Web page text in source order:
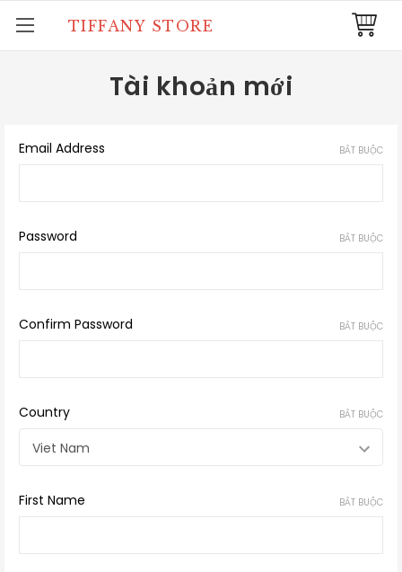
TIFFANY STORE
Tài khoản mới
Email Address BẮT BUỘC
Password BẮT BUỘC
Confirm Password BẮT BUỘC
Country BẮT BUỘC
First Name BẮT BUỘC